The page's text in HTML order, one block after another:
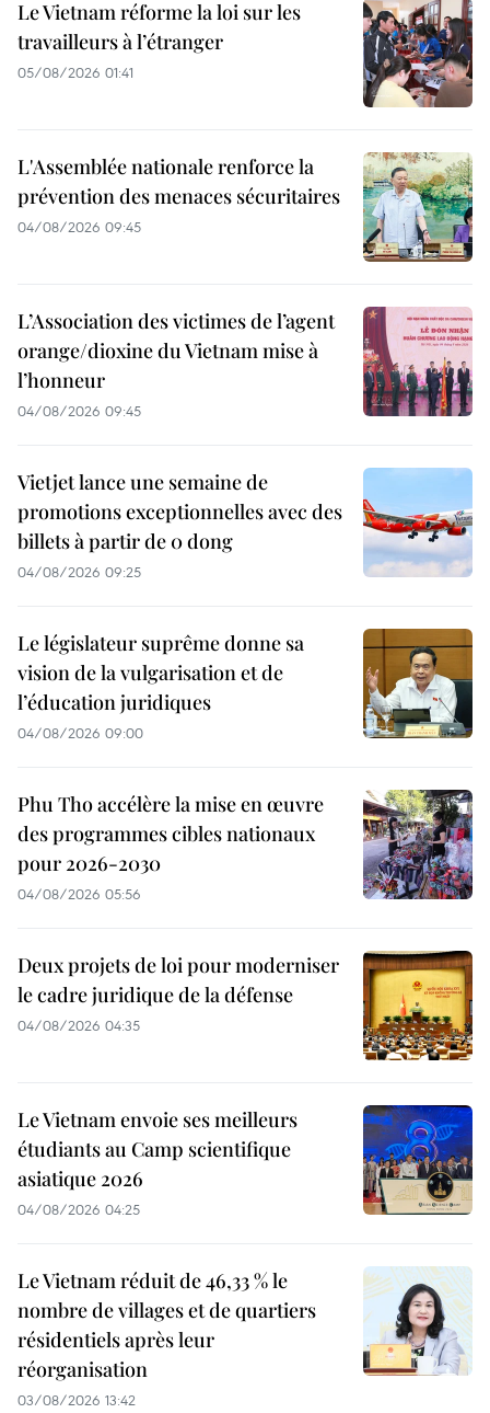
Le Vietnam réforme la loi sur les
travailleurs à l’étranger
05/08/2026 01:41
L'Assemblée nationale renforce la
prévention des menaces sécuritaires
04/08/2026 09:45
L’Association des victimes de l’agent
orange/dioxine du Vietnam mise à
l’honneur
04/08/2026 09:45
Vietjet lance une semaine de
promotions exceptionnelles avec des
billets à partir de 0 dong
04/08/2026 09:25
Le législateur suprême donne sa
vision de la vulgarisation et de
l’éducation juridiques
04/08/2026 09:00
Phu Tho accélère la mise en œuvre
des programmes cibles nationaux
pour 2026-2030
04/08/2026 05:56
Deux projets de loi pour moderniser
le cadre juridique de la défense
04/08/2026 04:35
Le Vietnam envoie ses meilleurs
étudiants au Camp scientifique
asiatique 2026
04/08/2026 04:25
Le Vietnam réduit de 46,33 % le
nombre de villages et de quartiers
résidentiels après leur
réorganisation
03/08/2026 13:42